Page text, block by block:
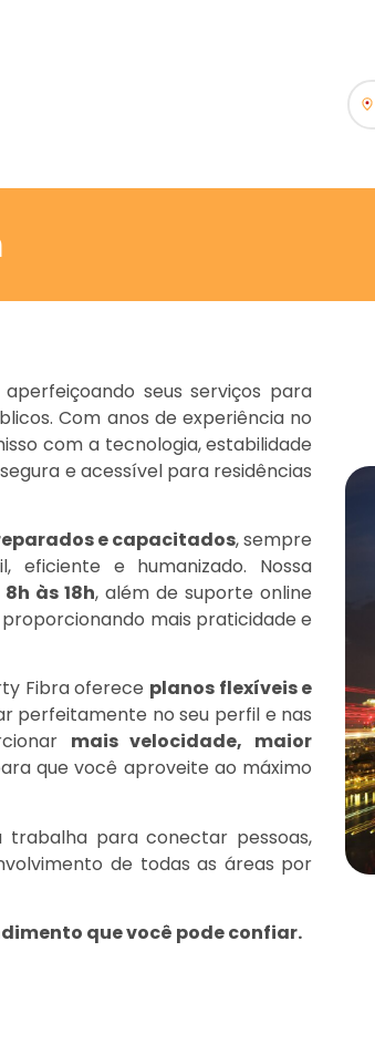
seus serviços para
Com anos de experiência no
com a tecnologia, estabilidade
e acessível para residências
e capacitados, sempre
e humanizado. Nossa
8h às 18h, além de suporte online
proporcionando mais praticidade e
Fibra oferece planos flexíveis e
perfeitamente no seu perfil e nas
mais velocidade, maior
que você aproveite ao máximo
para conectar pessoas,
de todas as áreas por
que você pode confiar.